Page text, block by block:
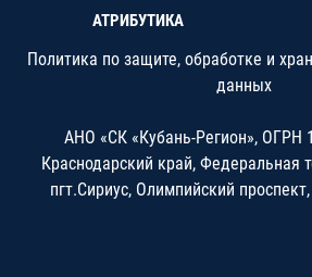
АТРИБУТИКА
Политика по защите, обработке и
данных
АНО «СК «Кубань-Регион», ОГРН
Краснодарский край, Федеральная
пгт.Сириус, Олимпийский